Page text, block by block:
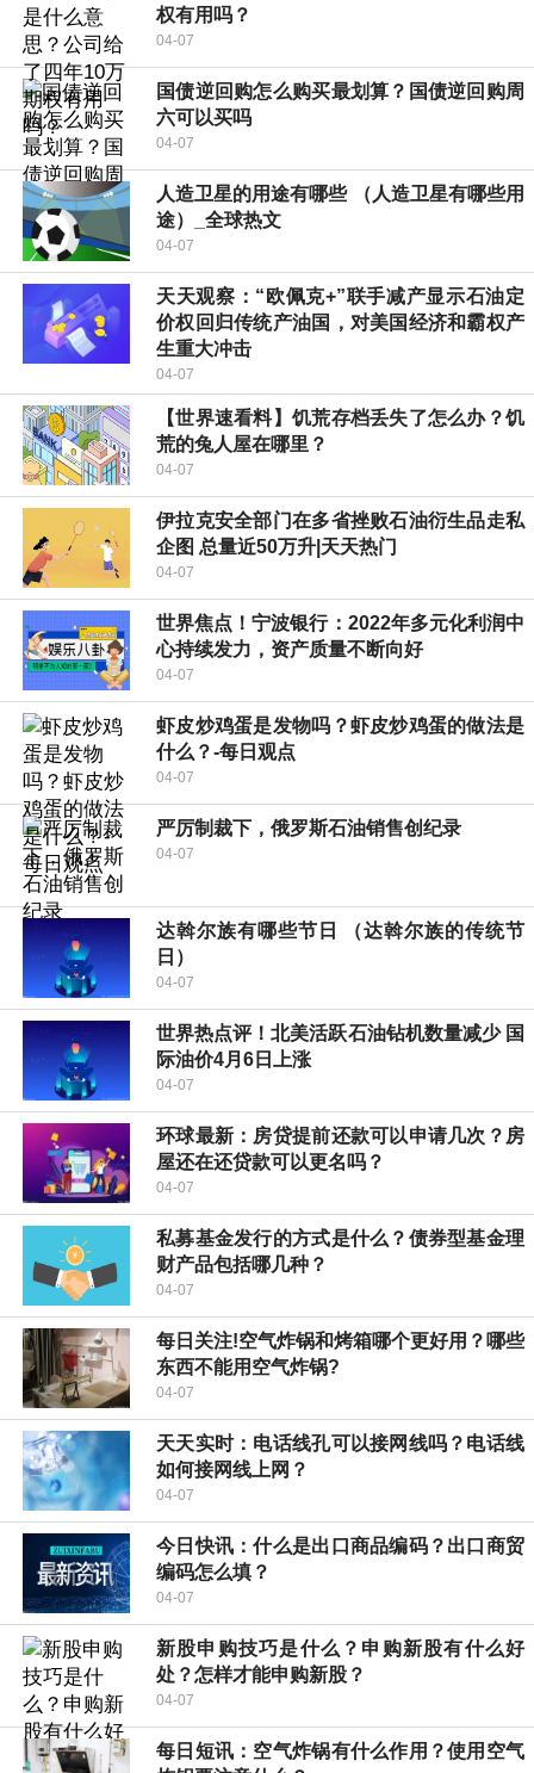
权有用吗？
04-07
国债逆回购怎么购买最划算？国债逆回购周
六可以买吗
04-07
人造卫星的用途有哪些 （人造卫星有哪些用
途）_全球热文
04-07
天天观察：“欧佩克+”联手减产显示石油定
价权回归传统产油国，对美国经济和霸权产
生重大冲击
04-07
【世界速看料】饥荒存档丢失了怎么办？饥
荒的兔人屋在哪里？
04-07
伊拉克安全部门在多省挫败石油衍生品走私
企图 总量近50万升|天天热门
04-07
世界焦点！宁波银行：2022年多元化利润中
心持续发力，资产质量不断向好
04-07
虾皮炒鸡蛋是发物吗？虾皮炒鸡蛋的做法是
什么？-每日观点
04-07
严厉制裁下，俄罗斯石油销售创纪录
04-07
达斡尔族有哪些节日 （达斡尔族的传统节
日）
04-07
世界热点评！北美活跃石油钻机数量减少 国
际油价4月6日上涨
04-07
环球最新：房贷提前还款可以申请几次？房
屋还在还贷款可以更名吗？
04-07
私募基金发行的方式是什么？债券型基金理
财产品包括哪几种？
04-07
每日关注!空气炸锅和烤箱哪个更好用？哪些
东西不能用空气炸锅?
04-07
天天实时：电话线孔可以接网线吗？电话线
如何接网线上网？
04-07
今日快讯：什么是出口商品编码？出口商贸
编码怎么填？
04-07
新股申购技巧是什么？申购新股有什么好
处？怎样才能申购新股？
04-07
每日短讯：空气炸锅有什么作用？使用空气